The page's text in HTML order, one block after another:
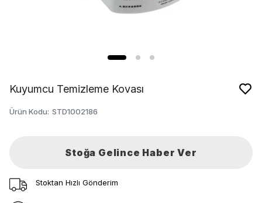
Kuyumcu Temizleme Kovası
Ürün Kodu: STD1002186
Stoğa Gelince Haber Ver
Stoktan Hızlı Gönderim